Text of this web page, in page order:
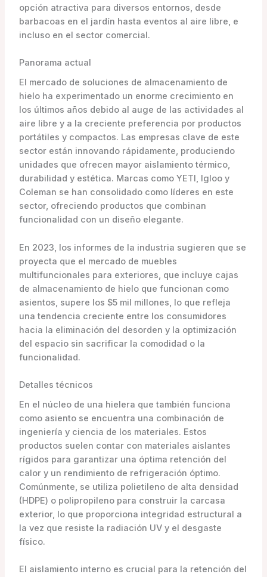
opción atractiva para diversos entornos, desde
barbacoas en el jardín hasta eventos al aire libre, e
incluso en el sector comercial.
Panorama actual
El mercado de soluciones de almacenamiento de
hielo ha experimentado un enorme crecimiento en
los últimos años debido al auge de las actividades al
aire libre y a la creciente preferencia por productos
portátiles y compactos. Las empresas clave de este
sector están innovando rápidamente, produciendo
unidades que ofrecen mayor aislamiento térmico,
durabilidad y estética. Marcas como YETI, Igloo y
Coleman se han consolidado como líderes en este
sector, ofreciendo productos que combinan
funcionalidad con un diseño elegante.
En 2023, los informes de la industria sugieren que se
proyecta que el mercado de muebles
multifuncionales para exteriores, que incluye cajas
de almacenamiento de hielo que funcionan como
asientos, supere los $5 mil millones, lo que refleja
una tendencia creciente entre los consumidores
hacia la eliminación del desorden y la optimización
del espacio sin sacrificar la comodidad o la
funcionalidad.
Detalles técnicos
En el núcleo de una hielera que también funciona
como asiento se encuentra una combinación de
ingeniería y ciencia de los materiales. Estos
productos suelen contar con materiales aislantes
rígidos para garantizar una óptima retención del
calor y un rendimiento de refrigeración óptimo.
Comúnmente, se utiliza polietileno de alta densidad
(HDPE) o polipropileno para construir la carcasa
exterior, lo que proporciona integridad estructural a
la vez que resiste la radiación UV y el desgaste
físico.
El aislamiento interno es crucial para la retención del